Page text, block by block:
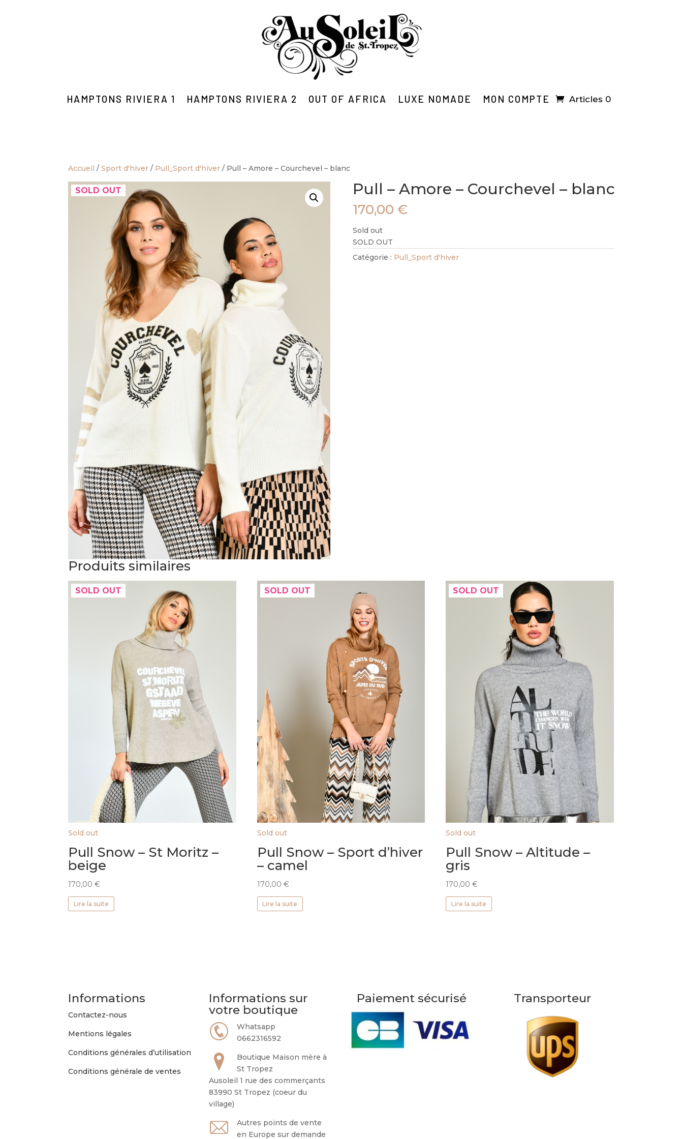
HAMPTONS RIVIERA 1 HAMPTONS RIVIERA 2 OUT OF AFRICA LUXE NOMADE MON COMPTE Articles 0
Accueil /Sport d'hiver / Pull_Sport d'hiver / Pull – Amore – Courchevel – blanc
SOLD OUT Pull – Amore – Courchevel – blanc
170,00 €
Sold out
SOLD OUT
Catégorie : Pull_Sport d'hiver
Produits similaires
SOLD OUT
Sold out
Pull Snow – St Moritz –
beige
170,00€
Lire la suite
SOLD OUT
Sold out
Pull Snow – Sport d’hiver
– camel
170,00 €
Lire la suite
SOLD OUT
Sold out
Pull Snow – Altitude –
gris
170,00€
Lire la suite
Informations
Contactez-nous
Mentions légales
Conditions générales d’utilisation
Conditions générale de ventes
Informations sur
votre boutique
Whatsapp
0662316592
Boutique Maison mère à
St Tropez
Ausoleil 1 rue des commerçants
83990 St Tropez (coeur du
village)
Autres points de vente
en Europe sur demande
Paiement sécurisé Transporteur